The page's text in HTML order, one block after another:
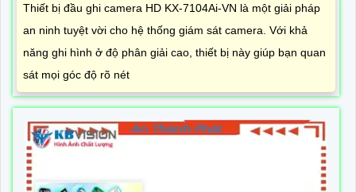
Thiết bị đầu ghi camera HD KX-7104Ai-VN là một giải pháp
an ninh tuyệt vời cho hệ thống giám sát camera. Với khả
năng ghi hình ở độ phân giải cao, thiết bị này giúp bạn quan
sát mọi góc độ rõ nét